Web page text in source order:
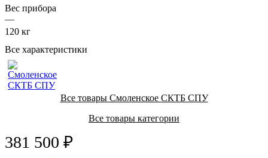
Вес прибора
—
120 кг
Все характеристики
Все товары Смоленское СКТБ СПУ
Все товары категории
381 500 ₽